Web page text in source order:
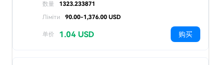
数量
1323.233871
Ліміти
90.00-1,376.00 USD
单价 1.04 USD 购买